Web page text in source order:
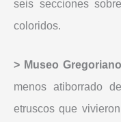
seis secciones
coloridos.
> Museo
menos atiborrado
etruscos que